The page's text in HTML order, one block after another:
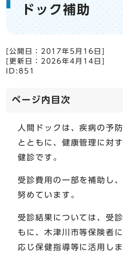
ドック補助
[公開日： 2017年5月16日
[更新日： 2026年4月14日
ID:851
ページ内目次
人間ドックは、疾病の予
とともに、健康管理に対
健診です。
受診費用の一部を補助し
努めています。
受診結果については、受
もに、木津川市等保険者
応じ保健指導等に活用し